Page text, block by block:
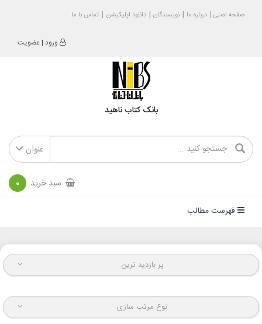
صفحه اصلی درباره ما نویسندگان دانلود اپلیکیشن تماس با ما
ورود |عضویت
بانک کتاب ناهید
عنوان
سبد خرید 0
فهرست مطالب
پر بازدید ترین
نوع مرتب سازی